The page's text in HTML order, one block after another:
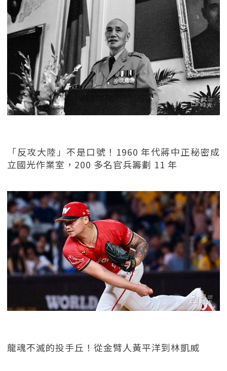
「反攻大陸」不是口號！1960 年代蔣中正秘密成
立國光作業室，200 多名官兵籌劃 11 年
龍魂不滅的投手丘！從金臂人黃平洋到林凱威